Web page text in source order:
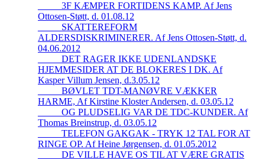
_____3F KÆMPER FORTIDENS KAMP. Af Jens
Ottosen-Støtt, d. 01.08.12
_____SKATTEREFORM
ALDERSDISKRIMINERER. Af Jens Ottosen-Støtt, d.
04.06.2012
_____DET RAGER IKKE UDENLANDSKE
HJEMMESIDER AT DE BLOKERES I DK. Af
Kasper Villum Jensen, d.3.05.12
_____BØVLET TDT-MANØVRE VÆKKER
HARME, Af Kirstine Kloster Andersen, d. 03.05.12
_____OG PLUDSELIG VAR DE TDC-KUNDER. Af
Thomas Breinstrup, d. 03.05.12
_____TELEFON GAKGAK - TRYK 12 TAL FOR AT
RINGE OP. Af Heine Jørgensen, d. 01.05.2012
_____DE VILLE HAVE OS TIL AT VÆRE GRATIS